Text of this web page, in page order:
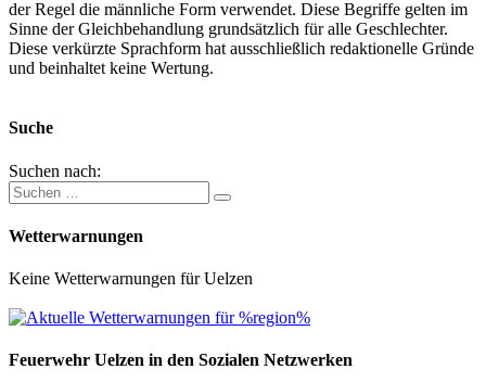
der Regel die männliche Form verwendet. Diese Begriffe gelten im
Sinne der Gleichbehandlung grundsätzlich für alle Geschlechter.
Diese verkürzte Sprachform hat ausschließlich redaktionelle Gründe
und beinhaltet keine Wertung.
Suche
Suchen nach:
Wetterwarnungen
Keine Wetterwarnungen für Uelzen
Feuerwehr Uelzen in den Sozialen Netzwerken